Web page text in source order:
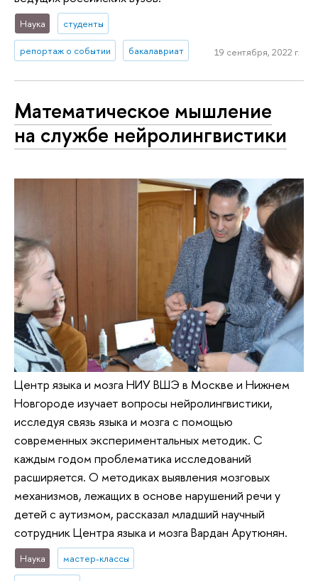
Наука студенты
репортаж о событии бакалавриат 19 сентября, 2022 г.
Математическое мышление
на службе нейролингвистики
Центр языка и мозга НИУ ВШЭ в Москве и Нижнем
Новгороде изучает вопросы нейролингвистики,
исследуя связь языка и мозга с помощью
современных экспериментальных методик. С
каждым годом проблематика исследований
расширяется. О методиках выявления мозговых
механизмов, лежащих в основе нарушений речи у
детей с аутизмом, рассказал младший научный
сотрудник Центра языка и мозга Вардан Арутюнян.
Наука мастер-классы